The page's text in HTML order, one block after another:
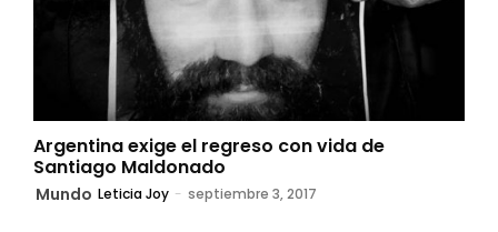
Argentina exige el regreso con vida de
Santiago Maldonado
Mundo Leticia Joy - septiembre 3, 2017